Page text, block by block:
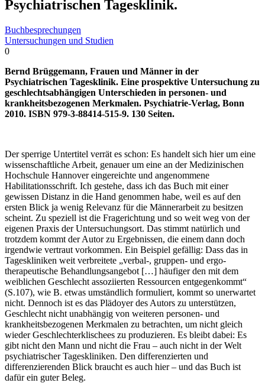
Psychiatrischen Tagesklinik.
Buchbesprechungen
Untersuchungen und Studien
0
Bernd Brüggemann, Frauen und Männer in der
Psychiatrischen Tagesklinik. Eine prospektive Untersuchung zu
geschlechtsabhängigen Unterschieden in personen- und
krankheitsbezogenen Merkmalen. Psychiatrie-Verlag, Bonn
2010. ISBN 979-3-88414-515-9. 130 Seiten.
Der sperrige Untertitel verrät es schon: Es handelt sich hier um eine
wissenschaftliche Arbeit, genauer um eine an der Medizinischen
Hochschule Hannover eingereichte und angenommene
Habilitationsschrift. Ich gestehe, dass ich das Buch mit einer
gewissen Distanz in die Hand genommen habe, weil es auf den
ersten Blick ja wenig Relevanz für die Männerarbeit zu besitzen
scheint. Zu speziell ist die Fragerichtung und so weit weg von der
eigenen Praxis der Untersuchungsort. Das stimmt natürlich und
trotzdem kommt der Autor zu Ergebnissen, die einem dann doch
irgendwie vertraut vorkommen. Ein Beispiel gefällig: Dass das in
Tageskliniken weit verbreitete „verbal-, gruppen- und ergo-
therapeutische Behandlungsangebot […] häufiger den mit dem
weiblichen Geschlecht assoziierten Ressourcen entgegenkommt“
(S.107), wie B. etwas umständlich formuliert, kommt so unerwartet
nicht. Dennoch ist es das Plädoyer des Autors zu unterstützen,
Geschlecht nicht unabhängig von weiteren personen- und
krankheitsbezogenen Merkmalen zu betrachten, um nicht gleich
wieder Geschlechterklischees zu produzieren. Es bleibt dabei: Es
gibt nicht den Mann und nicht die Frau – auch nicht in der Welt
psychiatrischer Tageskliniken. Den differenzierten und
differenzierenden Blick braucht es auch hier – und das Buch ist
dafür ein guter Beleg.